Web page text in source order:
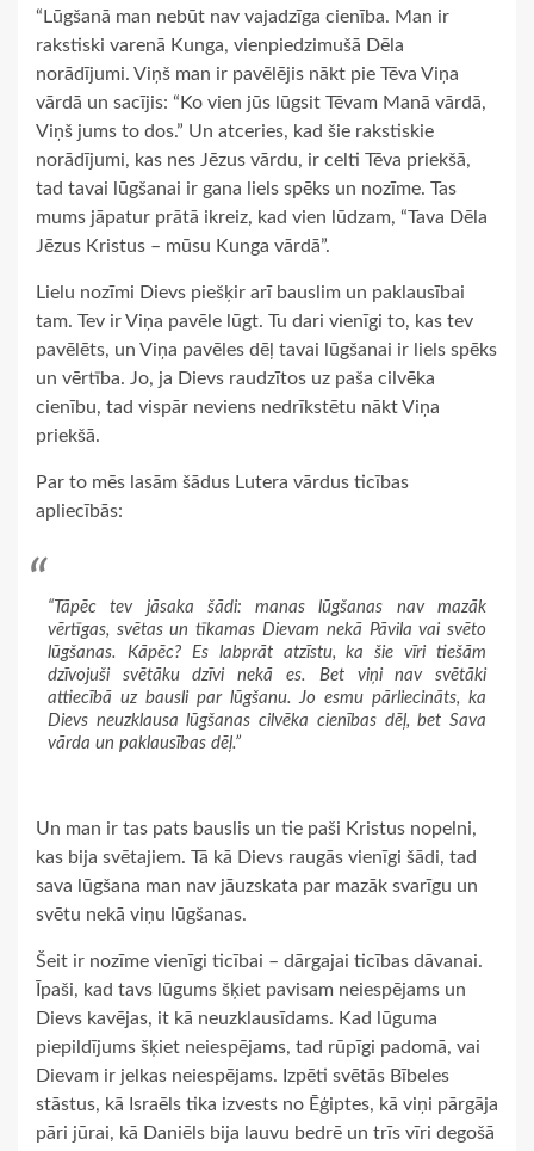
“Lūgšanā man nebūt nav vajadzīga cienība. Man ir
rakstiski varenā Kunga, vienpiedzimušā Dēla
norādījumi. Viņš man ir pavēlējis nākt pie Tēva Viņa
vārdā un sacījis: “Ko vien jūs lūgsit Tēvam Manā vārdā,
Viņš jums to dos.” Un atceries, kad šie rakstiskie
norādījumi, kas nes Jēzus vārdu, ir celti Tēva priekšā,
tad tavai lūgšanai ir gana liels spēks un nozīme. Tas
mums jāpatur prātā ikreiz, kad vien lūdzam, “Tava Dēla
Jēzus Kristus – mūsu Kunga vārdā”.
Lielu nozīmi Dievs piešķir arī bauslim un paklausībai
tam. Tev ir Viņa pavēle lūgt. Tu dari vienīgi to, kas tev
pavēlēts, un Viņa pavēles dēļ tavai lūgšanai ir liels spēks
un vērtība. Jo, ja Dievs raudzītos uz paša cilvēka
cienību, tad vispār neviens nedrīkstētu nākt Viņa
priekšā.
Par to mēs lasām šādus Lutera vārdus ticības
apliecībās:
“Tāpēc tev jāsaka šādi: manas lūgšanas nav mazāk
vērtīgas, svētas un tīkamas Dievam nekā Pāvila vai svēto
lūgšanas. Kāpēc? Es labprāt atzīstu, ka šie vīri tiešām
dzīvojuši svētāku dzīvi nekā es. Bet viņi nav svētāki
attiecībā uz bausli par lūgšanu. Jo esmu pārliecināts, ka
Dievs neuzklausa lūgšanas cilvēka cienības dēļ, bet Sava
vārda un paklausības dēļ.”
Un man ir tas pats bauslis un tie paši Kristus nopelni,
kas bija svētajiem. Tā kā Dievs raugās vienīgi šādi, tad
sava lūgšana man nav jāuzskata par mazāk svarīgu un
svētu nekā viņu lūgšanas.
Šeit ir nozīme vienīgi ticībai – dārgajai ticības dāvanai.
Īpaši, kad tavs lūgums šķiet pavisam neiespējams un
Dievs kavējas, it kā neuzklausīdams. Kad lūguma
piepildījums šķiet neiespējams, tad rūpīgi padomā, vai
Dievam ir jelkas neiespējams. Izpēti svētās Bībeles
stāstus, kā Israēls tika izvests no Ēģiptes, kā viņi pārgāja
pāri jūrai, kā Daniēls bija lauvu bedrē un trīs vīri degošā